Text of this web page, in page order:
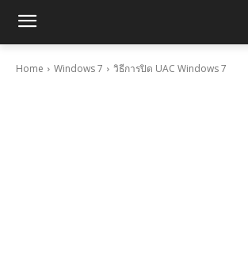
Home Windows 7 วิธีการปิด UAC Windows 7